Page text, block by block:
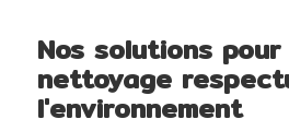
Nos solutions pour
nettoyage
l'environnement